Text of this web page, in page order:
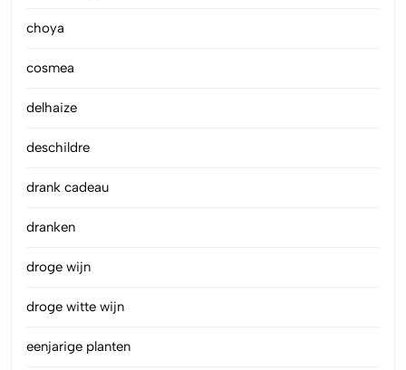
choya
cosmea
delhaize
deschildre
drank cadeau
dranken
droge wijn
droge witte wijn
eenjarige planten